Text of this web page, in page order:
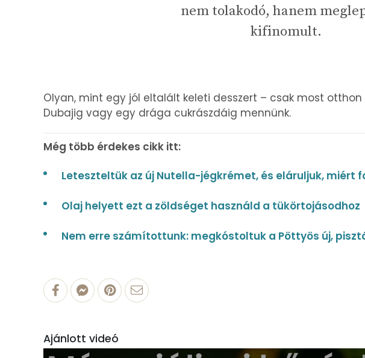
nem tolakodó, hanem
kifinomult.
Olyan, mint egy jól eltalált keleti desszert – csak most otthon
Dubajig vagy egy drága cukrászdáig mennünk.
Még több érdekes cikk itt:
Leteszteltük az új Nutella-jégkrémet, és eláruljuk, miért
Olaj helyett ezt a zöldséget használd a tükörtojásodhoz
Nem erre számítottunk: megkóstoltuk a Pöttyös új,
Ajánlott videó